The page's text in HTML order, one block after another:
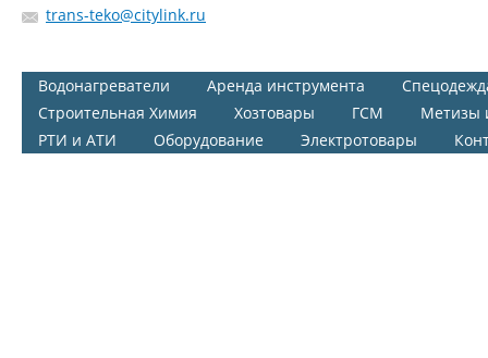
trans-teko@citylink.ru
Водонагреватели Аренда инструмента
Строительная Химия
Хозтовары ГСМ
Метизы
РТИ и АТИ
Оборудование Электротовары